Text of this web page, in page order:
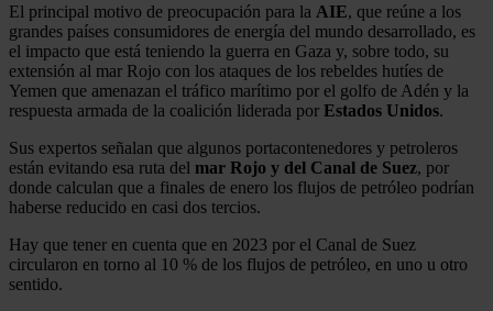
El principal motivo de preocupación para la AIE, que reúne a los
grandes países consumidores de energía del mundo desarrollado, es
el impacto que está teniendo la guerra en Gaza y, sobre todo, su
extensión al mar Rojo con los ataques de los rebeldes hutíes de
Yemen que amenazan el tráfico marítimo por el golfo de Adén y la
respuesta armada de la coalición liderada por Estados Unidos.
Sus expertos señalan que algunos portacontenedores y petroleros
están evitando esa ruta del mar Rojo y del Canal de Suez, por
donde calculan que a finales de enero los flujos de petróleo podrían
haberse reducido en casi dos tercios.
Hay que tener en cuenta que en 2023 por el Canal de Suez
circularon en torno al 10 % de los flujos de petróleo, en uno u otro
sentido.